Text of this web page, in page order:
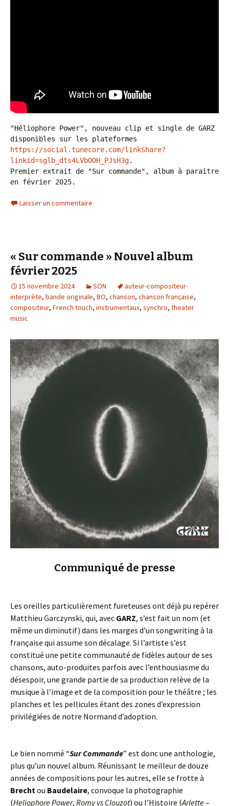
"Héliophore Power", nouveau clip et single de GARZ
https://social.tunecore.com/linkShare?
linkid=sglb_dts4LVbOOH_PJsH3g.
Premier extrait de "Sur commande", album à paraitre
en février 2025.
Laisser un commentaire
« Sur commande » Nouvel album
février 2025
15 novembre 2024 SON
auteur-compositeur-
interprète, bande originale, BO, chanson, chanson française,
compositeur, French touch, instrumentaux, synchro, theater
music
Communiqué de presse
Les oreilles particulièrement fureteuses ont déjà pu repérer
Matthieu Garczynski, qui, avec GARZ, s’est fait un nom (et
même un diminutif) dans les marges d’un songwriting à la
française qui assume son décalage. Si l’artiste s’est
constitué une petite communauté de fidèles autour de ses
chansons, auto-produites parfois avec l’enthousiasme du
désespoir, une grande partie de sa production relève de la
musique à l’image et de la composition pour le théâtre ; les
planches et les pellicules étant des zones d’expression
privilégiées de notre Normand d’adoption.
Le bien nommé “Sur Commande” est donc une anthologie,
plus qu’un nouvel album. Réunissant le meilleur de douze
années de compositions pour les autres, elle se frotte à
Brechtou Baudelaire, convoque la photographie
(Heliophore Power, Romy vs Clouzot) ou l’Histoire (Arlette–